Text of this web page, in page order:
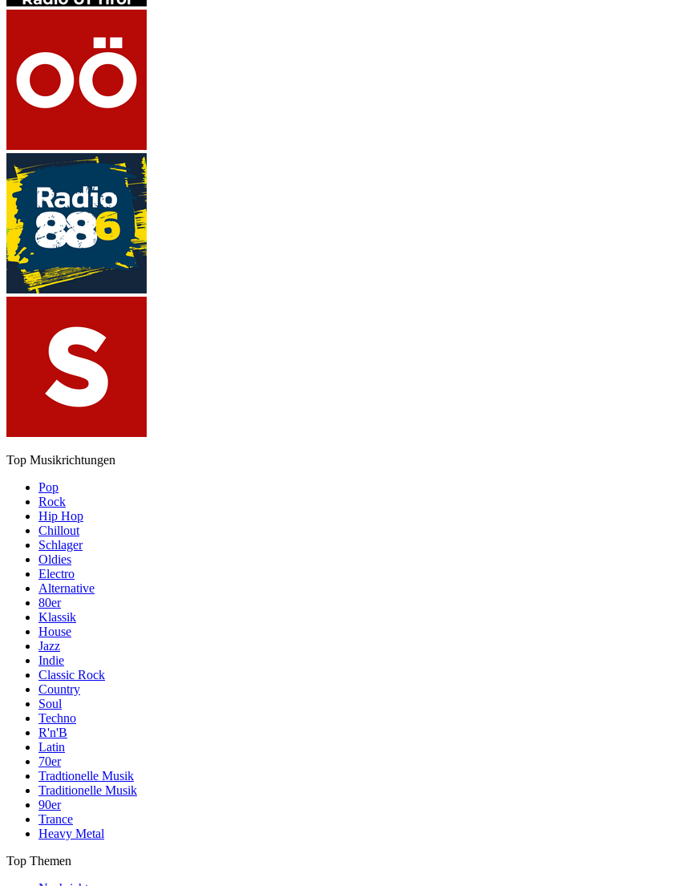
Top Musikrichtungen
Pop
Rock
Hip Hop
Chillout
Schlager
Oldies
Electro
Alternative
80er
Klassik
House
Jazz
Indie
Classic Rock
Country
Soul
Techno
R'n'B
Latin
70er
Tradtionelle Musik
Traditionelle Musik
90er
Trance
Heavy Metal
Top Themen